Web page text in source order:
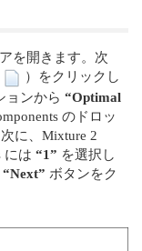
を開きます。次
）をクリックし
ョンから“Optimal
のドロッ
に、Mixture 2
には“1” を選択し
“Next” ボタンをク